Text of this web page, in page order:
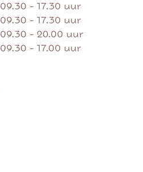
09.30 - 17.30 uur
09.30 - 17.30 uur
09.30 - 20.00 uur
09.30 - 17.00 uur